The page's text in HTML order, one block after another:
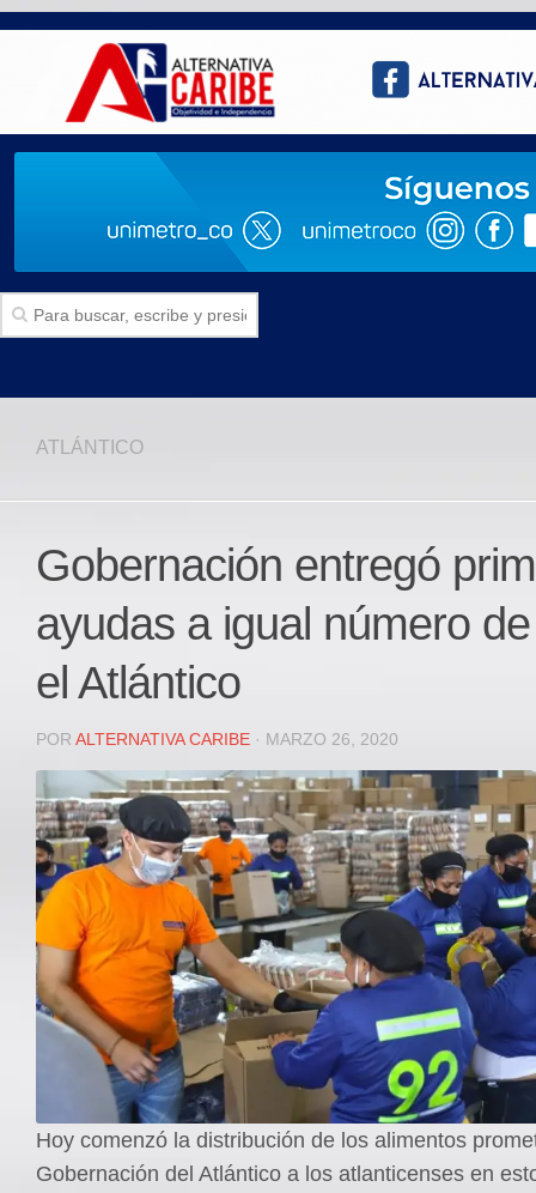
Politica
Deportes
JUDICIAL
REGIONAL
DEPARTAMENTAL
Internacional
OPINIÓN
Contactenos
facebook
Twitter
Instagram
Registro ISSN: 2711-3299
ATLÁNTICO
Gobernación entregó
ayudas a igual número
el Atlántico
POR ALTERNATIVA CARIBE · MARZO 26, 2020
Hoy comenzó la distribución de los alimentos
Gobernación del Atlántico a los atlanticenses en